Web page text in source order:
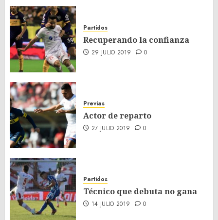
Partidos
Recuperando la confianza
29 JULIO 2019 0
Previas
Actor de reparto
27 JULIO 2019 0
Partidos
Técnico que debuta no gana
14 JULIO 2019 0